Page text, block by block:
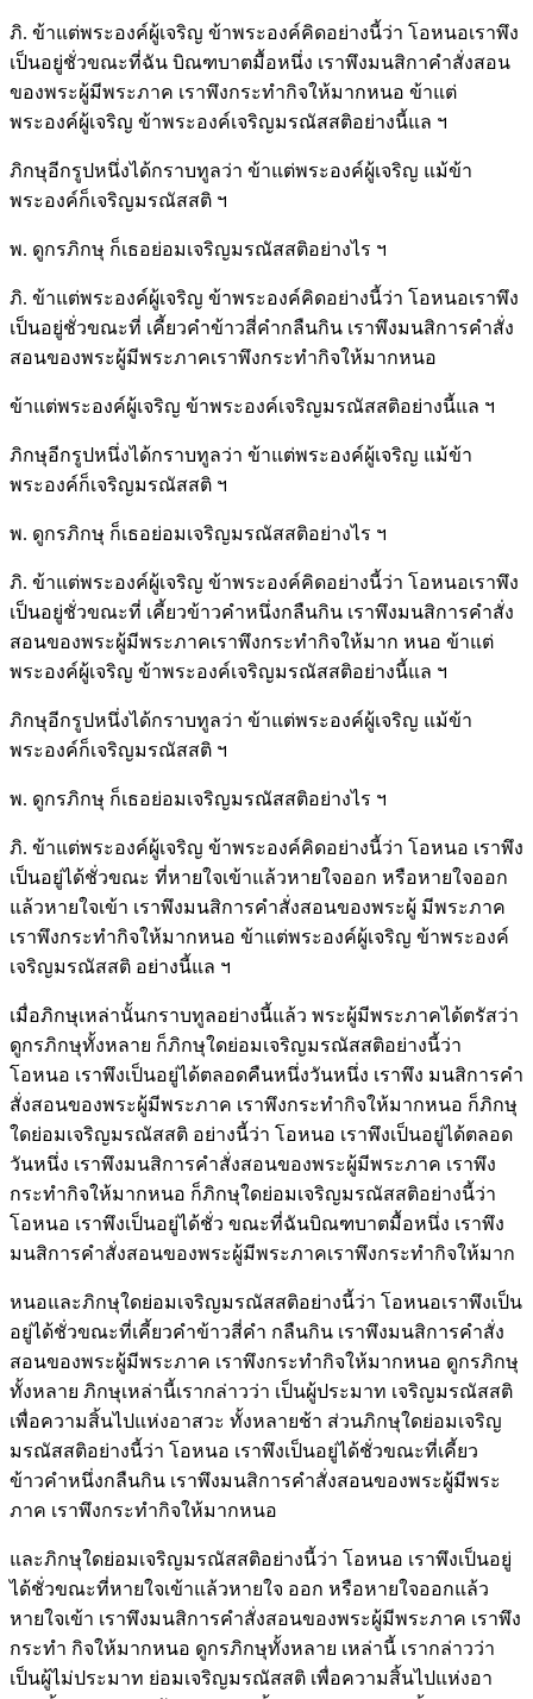
ภิ. ข้าแต่พระองค์ผู้เจริญ ข้าพระองค์คิดอย่างนี้ว่า โอหนอเราพึง
เป็นอยู่ชั่วขณะที่ฉัน บิณฑบาตมื้อหนึ่ง เราพึงมนสิกาคำสั่งสอน
ของพระผู้มีพระภาค เราพึงกระทำกิจให้มากหนอ ข้าแต่
พระองค์ผู้เจริญ ข้าพระองค์เจริญมรณัสสติอย่างนี้แล ฯ
ภิกษุอีกรูปหนึ่งได้กราบทูลว่า ข้าแต่พระองค์ผู้เจริญ แม้ข้า
พระองค์ก็เจริญมรณัสสติ ฯ
พ. ดูกรภิกษุ ก็เธอย่อมเจริญมรณัสสติอย่างไร ฯ
ภิ. ข้าแต่พระองค์ผู้เจริญ ข้าพระองค์คิดอย่างนี้ว่า โอหนอเราพึง
เป็นอยู่ชั่วขณะที่ เคี้ยวคำข้าวสี่คำกลืนกิน เราพึงมนสิการคำสั่ง
สอนของพระผู้มีพระภาคเราพึงกระทำกิจให้มากหนอ
ข้าแต่พระองค์ผู้เจริญ ข้าพระองค์เจริญมรณัสสติอย่างนี้แล ฯ
ภิกษุอีกรูปหนึ่งได้กราบทูลว่า ข้าแต่พระองค์ผู้เจริญ แม้ข้า
พระองค์ก็เจริญมรณัสสติ ฯ
พ. ดูกรภิกษุ ก็เธอย่อมเจริญมรณัสสติอย่างไร ฯ
ภิ. ข้าแต่พระองค์ผู้เจริญ ข้าพระองค์คิดอย่างนี้ว่า โอหนอเราพึง
เป็นอยู่ชั่วขณะที่ เคี้ยวข้าวคำหนึ่งกลืนกิน เราพึงมนสิการคำสั่ง
สอนของพระผู้มีพระภาคเราพึงกระทำกิจให้มาก หนอ ข้าแต่
พระองค์ผู้เจริญ ข้าพระองค์เจริญมรณัสสติอย่างนี้แล ฯ
ภิกษุอีกรูปหนึ่งได้กราบทูลว่า ข้าแต่พระองค์ผู้เจริญ แม้ข้า
พระองค์ก็เจริญมรณัสสติ ฯ
พ. ดูกรภิกษุ ก็เธอย่อมเจริญมรณัสสติอย่างไร ฯ
ภิ. ข้าแต่พระองค์ผู้เจริญ ข้าพระองค์คิดอย่างนี้ว่า โอหนอ เราพึง
เป็นอยู่ได้ชั่วขณะ ที่หายใจเข้าแล้วหายใจออก หรือหายใจออก
แล้วหายใจเข้า เราพึงมนสิการคำสั่งสอนของพระผู้ มีพระภาค
เราพึงกระทำกิจให้มากหนอ ข้าแต่พระองค์ผู้เจริญ ข้าพระองค์
เจริญมรณัสสติ อย่างนี้แล ฯ
เมื่อภิกษุเหล่านั้นกราบทูลอย่างนี้แล้ว พระผู้มีพระภาคได้ตรัสว่า
ดูกรภิกษุทั้งหลาย ก็ภิกษุใดย่อมเจริญมรณัสสติอย่างนี้ว่า
โอหนอ เราพึงเป็นอยู่ได้ตลอดคืนหนึ่งวันหนึ่ง เราพึง มนสิการคำ
สั่งสอนของพระผู้มีพระภาค เราพึงกระทำกิจให้มากหนอ ก็ภิกษุ
ใดย่อมเจริญมรณัสสติ อย่างนี้ว่า โอหนอ เราพึงเป็นอยู่ได้ตลอด
วันหนึ่ง เราพึงมนสิการคำสั่งสอนของพระผู้มีพระภาค เราพึง
กระทำกิจให้มากหนอ ก็ภิกษุใดย่อมเจริญมรณัสสติอย่างนี้ว่า
โอหนอ เราพึงเป็นอยู่ได้ชั่ว ขณะที่ฉันบิณฑบาตมื้อหนึ่ง เราพึง
มนสิการคำสั่งสอนของพระผู้มีพระภาคเราพึงกระทำกิจให้มาก
หนอและภิกษุใดย่อมเจริญมรณัสสติอย่างนี้ว่า โอหนอเราพึงเป็น
อยู่ได้ชั่วขณะที่เคี้ยวคำข้าวสี่คำ กลืนกิน เราพึงมนสิการคำสั่ง
สอนของพระผู้มีพระภาค เราพึงกระทำกิจให้มากหนอ ดูกรภิกษุ
ทั้งหลาย ภิกษุเหล่านี้เรากล่าวว่า เป็นผู้ประมาท เจริญมรณัสสติ
เพื่อความสิ้นไปแห่งอาสวะ ทั้งหลายช้า ส่วนภิกษุใดย่อมเจริญ
มรณัสสติอย่างนี้ว่า โอหนอ เราพึงเป็นอยู่ได้ชั่วขณะที่เคี้ยว
ข้าวคำหนึ่งกลืนกิน เราพึงมนสิการคำสั่งสอนของพระผู้มีพระ
ภาค เราพึงกระทำกิจให้มากหนอ
และภิกษุใดย่อมเจริญมรณัสสติอย่างนี้ว่า โอหนอ เราพึงเป็นอยู่
ได้ชั่วขณะที่หายใจเข้าแล้วหายใจ ออก หรือหายใจออกแล้ว
หายใจเข้า เราพึงมนสิการคำสั่งสอนของพระผู้มีพระภาค เราพึง
กระทำ กิจให้มากหนอ ดูกรภิกษุทั้งหลาย เหล่านี้ เรากล่าวว่า
เป็นผู้ไม่ประมาท ย่อมเจริญมรณัสสติ เพื่อความสิ้นไปแห่งอา